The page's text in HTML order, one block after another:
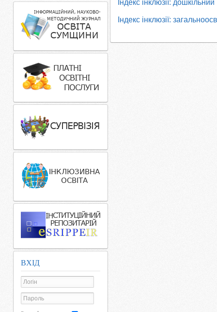
Індекс інклюзії:
Індекс інклюзії:
ВХІД